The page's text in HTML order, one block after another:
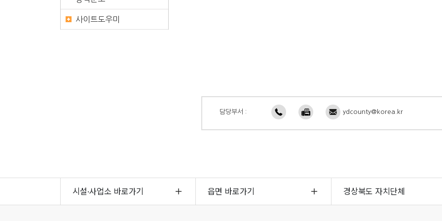
담당부서 : ydcounty@korea.kr
사이트도우미
시설·사업소 바로가기 읍면 바로가기 경상북도 자치단체